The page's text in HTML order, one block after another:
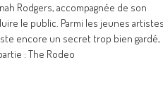
Rodgers, accompagnée de son
le public. Parmi les jeunes artistes
encore un secret trop bien gardé,
: The Rodeo